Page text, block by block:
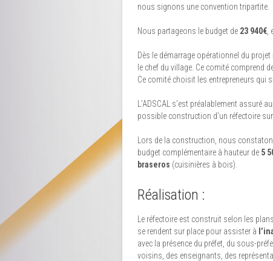
nous signons une convention tripartite.
Nous partageons le budget de 23 940€
Dès le démarrage opérationnel du
le chef du village. Ce comité comprend
Ce comité choisit les entrepreneurs qui
L’ADSCAL s’est préalablement assuré
possible construction d’un réfectoire sur
Lors de la construction, nous
budget complémentaire à hauteur de 5
braseros (cuisinières à bois).
Réalisation :
Le réfectoire est construit selon les
se rendent sur place pour assister à
avec la présence du préfet, du sous-
voisins, des enseignants, des